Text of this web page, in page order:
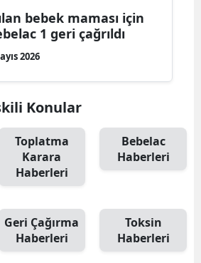
bebek maması için
1 geri çağrıldı
2026
Konular
Toplatma
Karara
Haberleri
Bebelac
Haberleri
Geri Çağırma
Haberleri
Toksin
Haberleri